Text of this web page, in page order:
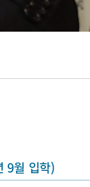
9월 입학)